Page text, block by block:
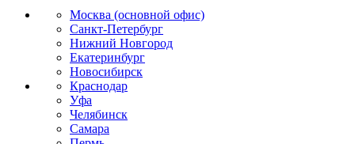
Москва (основной офис)
Санкт-Петербург
Нижний Новгород
Екатеринбург
Новосибирск
Краснодар
Уфа
Челябинск
Самара